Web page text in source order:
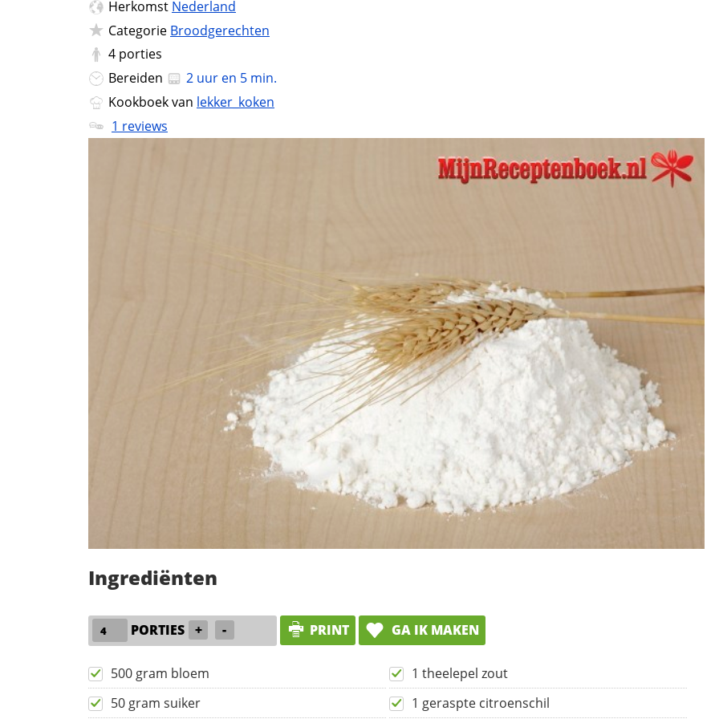
Herkomst Nederland
Categorie Broodgerechten
4 porties
Bereiden
2 uur en 5 min.
Kookboek van lekker_koken
1 reviews
Ingrediënten
PORTIES + - PRINT GA IK MAKEN
500 gram bloem
1 theelepel zout
50 gram suiker
1 geraspte citroenschil